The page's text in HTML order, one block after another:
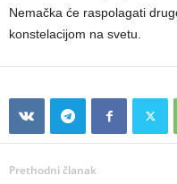
Nemačka će raspolagati
konstelacijom na svetu.
Prethodni članak